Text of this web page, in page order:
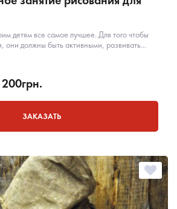
детям все самое лучшее. Для того чтобы
они должны быть активными, развивать...
200грн.
ЗАКАЗАТЬ